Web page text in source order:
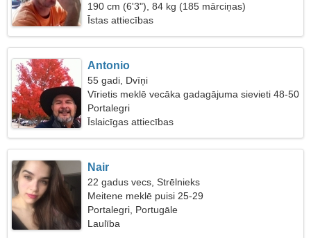
190 cm (6'3"), 84 kg (185 mārciņas)
Īstas attiecības
Antonio
55 gadi, Dvīņi
Vīrietis meklē vecāka gadagājuma sievieti 48-50
Portalegri
Īslaicīgas attiecības
Nair
22 gadus vecs, Strēlnieks
Meitene meklē puisi 25-29
Portalegri, Portugāle
Laulība